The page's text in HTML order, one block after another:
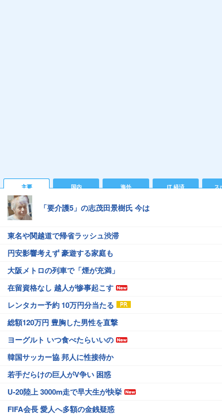
主要 国内 海外 IT 経済 ス
「要介護5」の志茂田景樹氏 今は
東名や関越道で帰省ラッシュ渋滞
円安影響考えず 豪遊する家庭も
大阪メトロの列車で「煙が充満」
在留資格なし 越人が惨事起こす
レンタカー予約 10万円分当たる
総額120万円 豊胸した男性を直撃
ヨーグルト いつ食べたらいいの
韓国サッカー協 邦人に性接待か
若手だらけの巨人がV争い 困惑
U-20陸上 3000m走で早大生が快挙
FIFA会長 愛人へ多額の金銭疑惑